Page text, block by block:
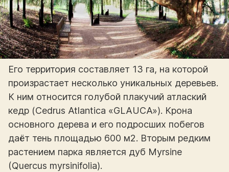
Его территория составляет 13 га, на которой
произрастает несколько уникальных деревьев.
К ним относится голубой плакучий атлаский
кедр (Cedrus Atlantica «GLAUCA»). Крона
основного дерева и его подросших побегов
даёт тень площадью 600 м2. Вторым редким
растением парка является дуб Myrsine
(Quercus myrsinifolia).